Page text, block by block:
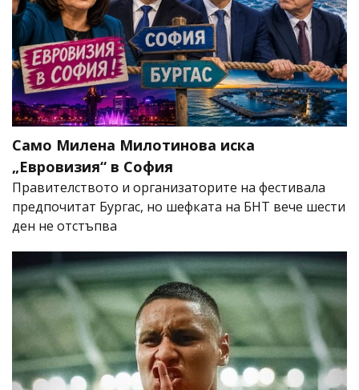
Само Милена Милотинова иска
„Евровизия“ в София
Правителството и организаторите на фестивала
предпочитат Бургас, но шефката на БНТ вече шести
ден не отстъпва